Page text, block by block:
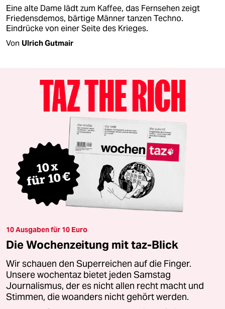
Eine alte Dame lädt zum Kaffee, das Fernsehen zeigt
Friedensdemos, bärtige Männer tanzen Techno.
Eindrücke von einer Seite des Krieges.
Von Ulrich Gutmair
10 Ausgaben für 10 Euro
Die Wochenzeitung mit taz-Blick
Wir schauen den Superreichen auf die Finger.
Unsere wochentaz bietet jeden Samstag
Journalismus, der es nicht allen recht macht und
Stimmen, die woanders nicht gehört werden.